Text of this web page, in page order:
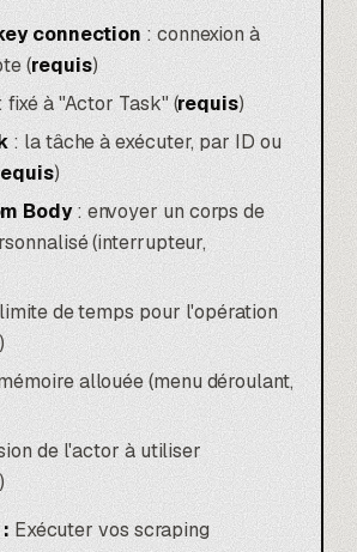
connection : connexion à
(requis)
fixé à "Actor Task" (requis)
: la tâche à exécuter, par ID ou
)
Body: envoyer un corps de
(interrupteur,
de temps pour l'opération
)
allouée (menu déroulant,
de l'actor à utiliser
)
Exécuter vos scraping